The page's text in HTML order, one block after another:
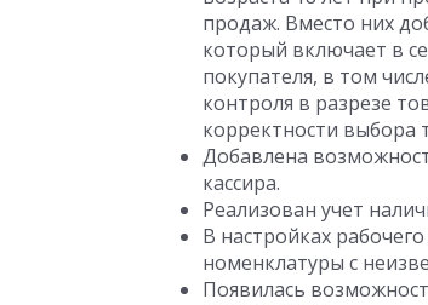
продаж. Вместо них
который включает в
покупателя, в том
контроля в разрезе
корректности выбора
Добавлена
кассира.
Реализован учет
В настройках
номенклатуры с
Появилась